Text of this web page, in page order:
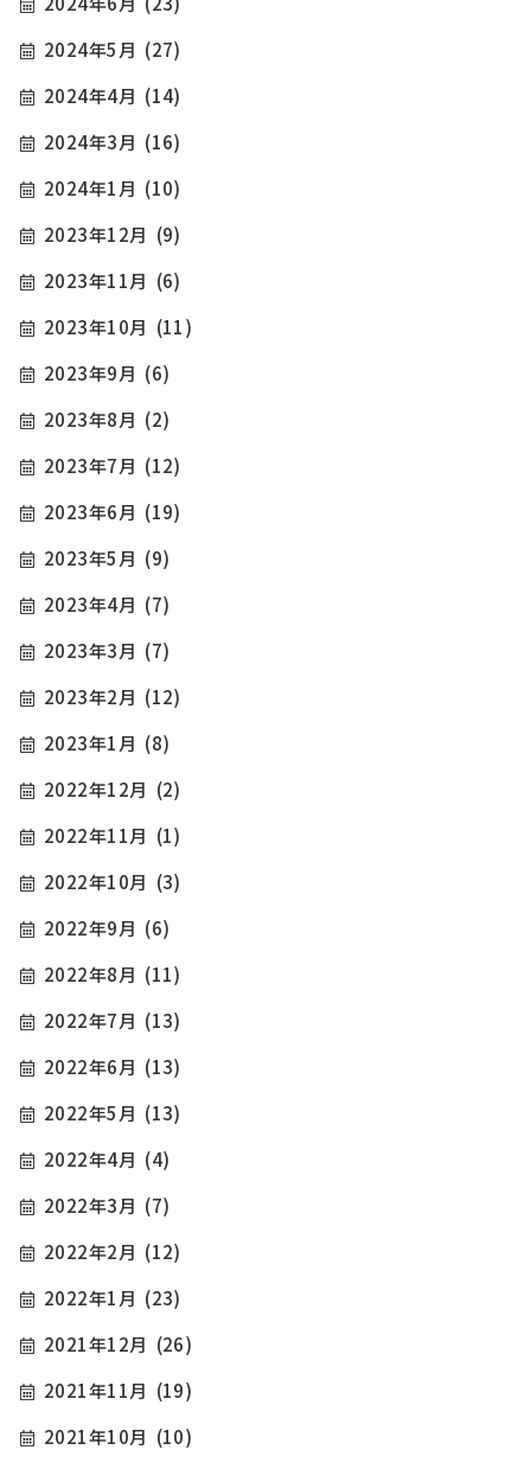
2024年5月 (27)
2024年4月 (14)
2024年3月 (16)
2024年1月 (10)
2023年12月 (9)
2023年11月 (6)
2023年10月 (11)
2023年9月 (6)
2023年8月 (2)
2023年7月 (12)
2023年6月 (19)
2023年5月 (9)
2023年4月 (7)
2023年3月 (7)
2023年2月 (12)
2023年1月 (8)
2022年12月 (2)
2022年11月 (1)
2022年10月 (3)
2022年9月 (6)
2022年8月 (11)
2022年7月 (13)
2022年6月 (13)
2022年5月 (13)
2022年4月 (4)
2022年3月 (7)
2022年2月 (12)
2022年1月 (23)
2021年12月 (26)
2021年11月 (19)
2021年10月 (10)